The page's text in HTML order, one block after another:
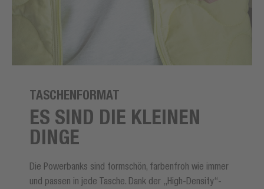
TASCHENFORMAT
ES SIND DIE KLEINEN
DINGE
Die Powerbanks sind formschön, farbenfroh wie immer
und passen in jede Tasche. Dank der „High-Density“-